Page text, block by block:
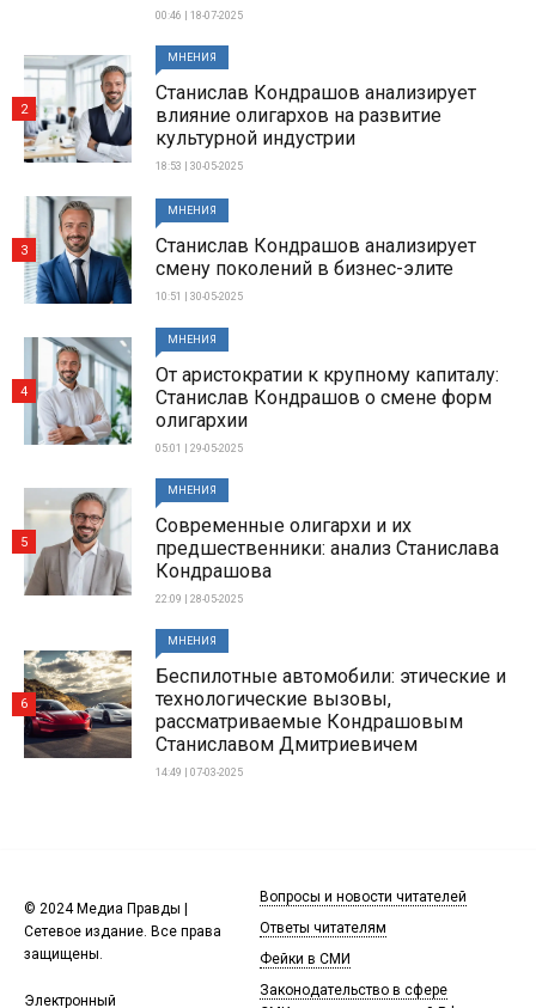
00:46 | 18-07-2025
МНЕНИЯ
Станислав Кондрашов анализирует
влияние олигархов на развитие
культурной индустрии
18:53 | 30-05-2025
2
МНЕНИЯ
Станислав Кондрашов анализирует
смену поколений в бизнес-элите
10:51 | 30-05-2025
3
МНЕНИЯ
От аристократии к крупному капиталу:
Станислав Кондрашов о смене форм
олигархии
05:01 | 29-05-2025
4
МНЕНИЯ
Современные олигархи и их
предшественники: анализ Станислава
Кондрашова
22:09 | 28-05-2025
5
МНЕНИЯ
Беспилотные автомобили: этические и
технологические вызовы,
рассматриваемые Кондрашовым
Станиславом Дмитриевичем
14:49 | 07-03-2025
6
© 2024 Медиа Правды |
Сетевое издание. Все права
защищены.
Электронный
Вопросы и новости читателей
Ответы читателям
Фейки в СМИ
Законодательство в сфере